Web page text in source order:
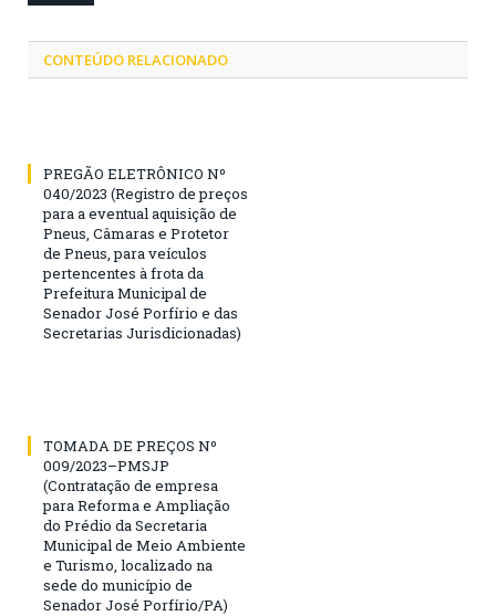
CONTEÚDO RELACIONADO
PREGÃO ELETRÔNICO Nº
040/2023 (Registro de preços
para a eventual aquisição de
Pneus, Câmaras e Protetor
de Pneus, para veículos
pertencentes à frota da
Prefeitura Municipal de
Senador José Porfírio e das
Secretarias Jurisdicionadas)
TOMADA DE PREÇOS Nº
009/2023–PMSJP
(Contratação de empresa
para Reforma e Ampliação
do Prédio da Secretaria
Municipal de Meio Ambiente
e Turismo, localizado na
sede do município de
Senador José Porfírio/PA)